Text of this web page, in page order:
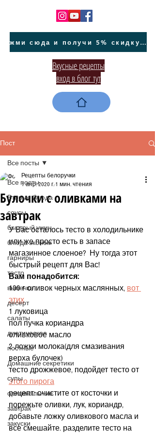
жми сюда и получи 5% скидку на покупку авто на Кипре и автообслуживание
Вкусные рецепты
вход в блог тут
Пост
Все посты
Вторые блюда
соусы
быстрый ужин
блюда эконом
гарниры
тесто
выпечка
десерт
салаты
диетическое
постные
Домашние секретики
супы
оригинальные
завтрак
закуски
Все посты
Булочки с оливками на
завтрак
Рецепты белоручки
1 апр. 2020 г. 1 мин. чтения
У Вас осталось тесто в холодильнике
или же просто есть в запасе
магазинное слоеное?  Ну тогда этот
быстрый рецепт для Вас!
Вам понадобится:
100 г оливок черных маслянных, вот
этих
1 луковица
пол пучка кориандра
оливковое масло
2 ложки молока(для смазивания
верха булочек)
тесто дрожжевое, подойдет тесто от
этого пирога
рецепт: очистите от косточки и
порежьте оливки, лук, кориандр,
добавьте ложку оливкового масла и
все смешайте. разделите тесто на